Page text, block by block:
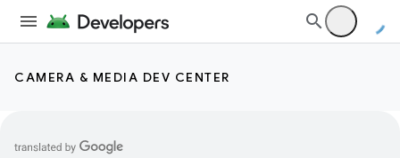
CAMERA & MEDIA DEV CENTER